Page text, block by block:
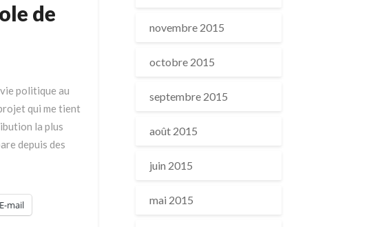
de
politique au
qui me tient
la plus
depuis des
E-mail
novembre 2015
octobre 2015
septembre 2015
août 2015
juin 2015
mai 2015